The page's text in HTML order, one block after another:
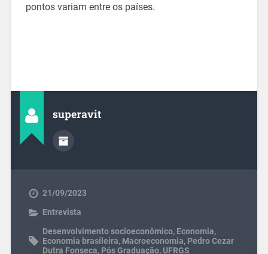
pontos variam entre os países.
superavit
21/09/2023
Entrevista
Desenvolvimento socioeconômico, Economia,
Economia brasileira, Macroeconomia, Pedro Cezar
Dutra Fonseca, Pós Graduação, UFRGS